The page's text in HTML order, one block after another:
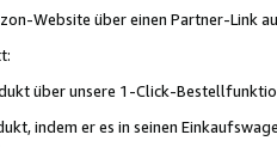
Website über einen Partner-Link
über unsere 1-Click-
indem er es in seinen